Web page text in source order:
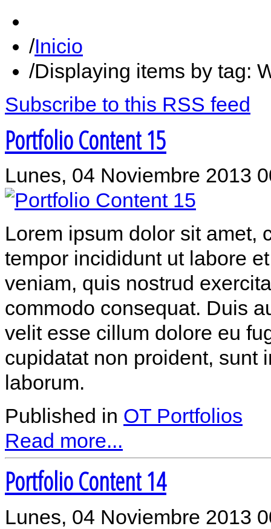
Inicio
Displaying items by tag:
Subscribe to this RSS feed
Portfolio Content 15
Lunes, 04 Noviembre 2013
Lorem ipsum dolor sit amet,
tempor incididunt ut labore
veniam, quis nostrud
commodo consequat. Duis
velit esse cillum dolore eu
cupidatat non proident, sunt
laborum.
Published in OT Portfolios
Read more...
Portfolio Content 14
Lunes, 04 Noviembre 2013